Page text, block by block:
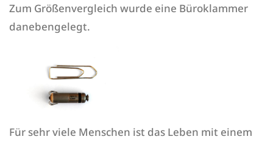
Zum Größenvergleich wurde eine Büroklammer
danebengelegt.
Für sehr viele Menschen ist das Leben mit einem